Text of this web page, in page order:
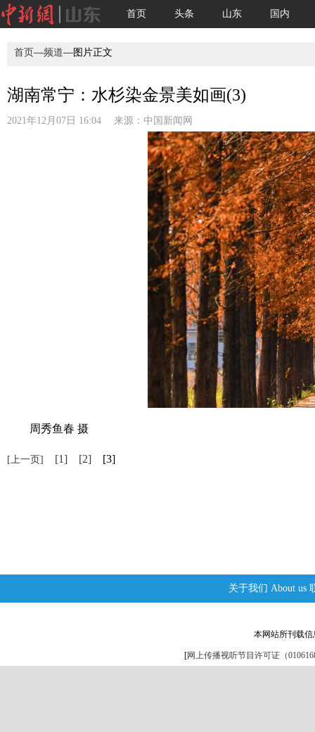
首页 头条 山东 国内
首页—频道—图片正文
湖南常宁：水杉染金景美如画(3)
2021年12月07日 16:04 来源： 中国新闻网
周秀鱼春 摄
[上一页] [1] [2] [3]
关于我们 About us
本网站所刊载
[网上传播视听节目许可证（